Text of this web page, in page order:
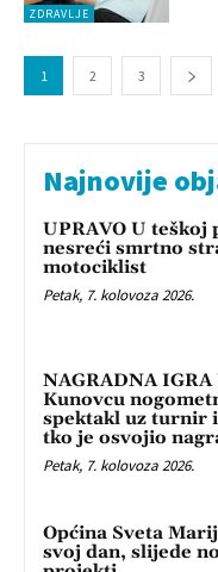
ZDRAVLJE
1 2 3
Najnovije
UPRAVO U teškoj
nesreći smrtno
motociklist
Petak, 7. kolovoza 2026.
NAGRADNA
Kunovcu
spektakl uz turnir
tko je osvojio
Petak, 7. kolovoza 2026.
Općina Sveta
svoj dan, slijede